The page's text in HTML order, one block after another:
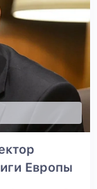
Европы